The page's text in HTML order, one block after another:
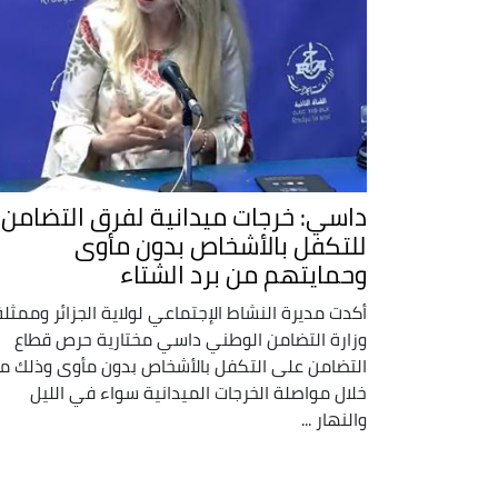
داسي: خرجات ميدانية لفرق التضامن
للتكفل بالأشخاص بدون مأوى
وحمايتهم من برد الشتاء
أكدت مديرة النشاط الإجتماعي لولاية الجزائر
وزارة التضامن الوطني داسي مختارية حرص قطاع
التضامن على التكفل بالأشخاص بدون مأوى وذلك
خلال مواصلة الخرجات الميدانية سواء في الليل
والنهار ...